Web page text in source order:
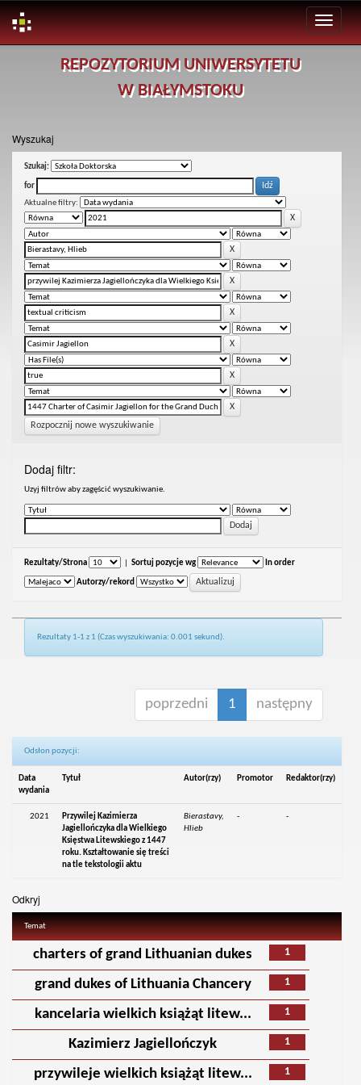
REPOZYTORIUM UNIWERSYTETU
W BIAŁYMSTOKU
Wyszukaj
Szukaj:
for
Aktualne filtry:
Rozpocznij nowe wyszukiwanie
Dodaj filtr:
Uzyj filtrów aby zagęścić wyszukiwanie.
Rezultaty/Strona Sortuj pozycje wg In order
Autorzy/rekord
Rezultaty 1-1 z 1 (Czas wyszukiwania: 0.001 sekund).
poprzedni 1 następny
Odsłon pozycji:
Data
wydania
Tytuł Autor(rzy) Promotor Redaktor(rzy)
2021
Przywilej Kazimierza
Jagiellończyka dla Wielkiego
Księstwa Litewskiego z 1447
roku. Kształtowanie się treści
na tle tekstologii aktu
Bierastavy,
Hlieb
- -
Odkryj
Temat
1
charters of grand Lithuanian dukes
1
grand dukes of Lithuania Chancery
1
kancelaria wielkich książąt litew...
1
Kazimierz Jagiellończyk
1
przywileje wielkich książąt litew...